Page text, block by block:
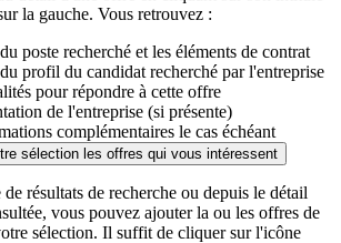
la gauche. Vous retrouvez :
poste recherché et les éléments de contrat
profil du candidat recherché par l'entreprise
pour répondre à cette offre
de l'entreprise (si présente)
complémentaires le cas échéant
sélection les offres qui vous intéressent
résultats de recherche ou depuis le détail
vous pouvez ajouter la ou les offres de
sélection. Il suffit de cliquer sur l'icône